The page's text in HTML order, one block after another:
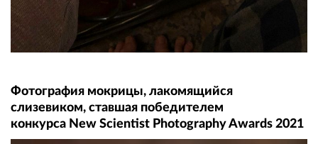
Фотография мокрицы, лакомящийся
слизевиком, ставшая победителем
конкурса New Scientist Photography Awards 2021